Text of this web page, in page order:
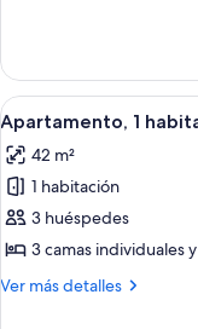
(4
Adults)
2
habitaciones,
balcón
Adults)
Abrir
todas
las
fotos
de
Apartamento,
1
7
Apartamento, 1
42 m²
1 habitación
3 huéspedes
3 camas individuales
Ver más detalles
Más